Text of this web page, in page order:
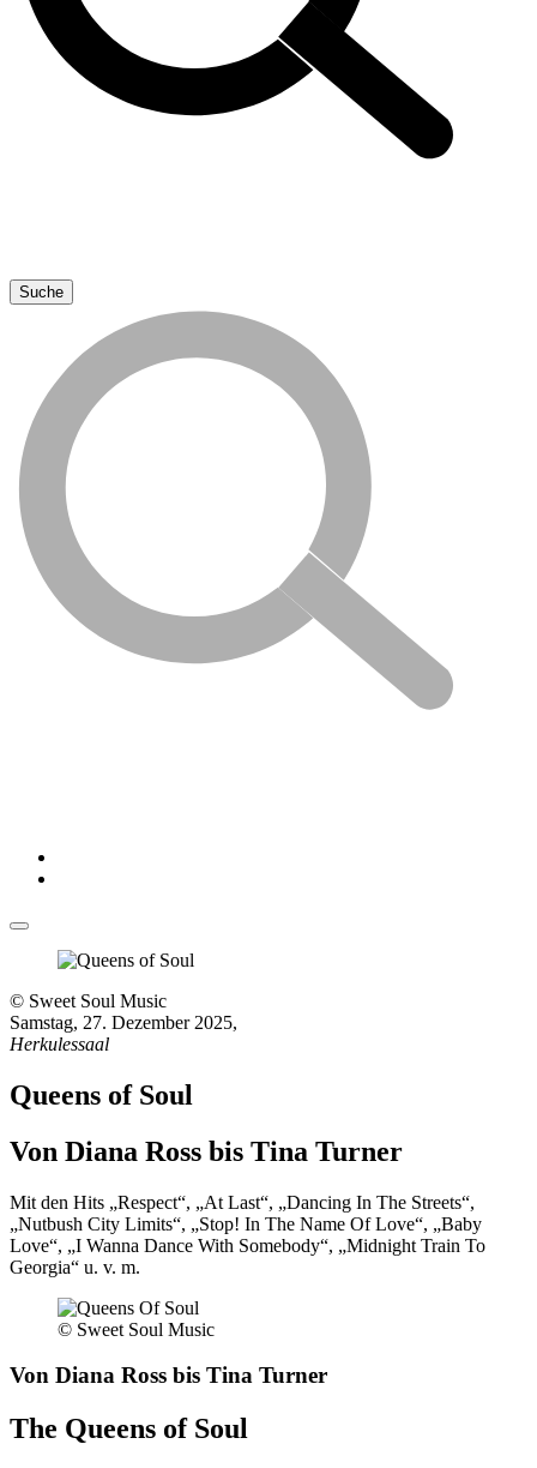
© Sweet Soul Music
Samstag, 27. Dezember 2025,
Herkulessaal
Queens of Soul
Von Diana Ross bis Tina Turner
Mit den Hits „Respect“, „At Last“, „Dancing In The Streets“,
„Nutbush City Limits“, „Stop! In The Name Of Love“, „Baby
Love“, „I Wanna Dance With Somebody“, „Midnight Train To
Georgia“ u. v. m.
© Sweet Soul Music
Von Diana Ross bis Tina Turner
The Queens of Soul